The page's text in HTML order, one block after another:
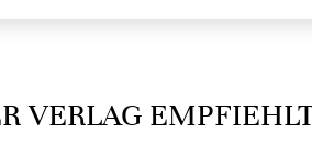
VERLAG EMPFIEHLT